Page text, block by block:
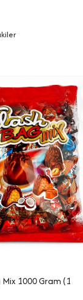
1000 Gram (1